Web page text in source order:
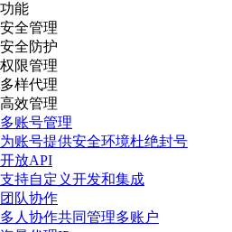
功能
安全管理
安全防护
权限管理
多样代理
高效管理
多账号管理
为账号提供安全环境杜绝封号
开放API
支持自定义开发和集成
团队协作
多人协作共同管理多账户